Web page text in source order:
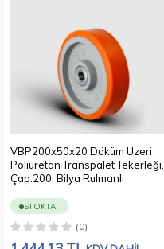
VBP200x50x20 Döküm Üzeri
Poliüretan Transpalet Tekerleği,
Çap:200, Bilya Rulmanlı
STOKTA
(0)